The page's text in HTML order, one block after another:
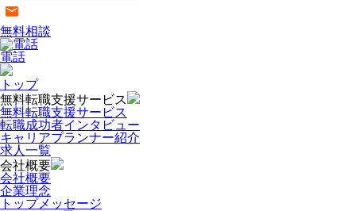
無料相談
電話
トップ
無料転職支援サービス
無料転職支援サービス
転職成功者インタビュー
キャリアプランナー紹介
求人一覧
会社概要
会社概要
企業理念
トップメッセージ